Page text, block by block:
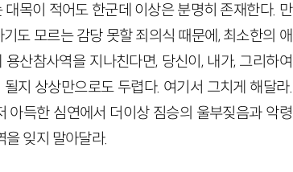
목이 적어도 한군데 이상은 분명히 존재한다. 만
도 모르는 감당 못할 죄의식 때문에, 최소한의 애
산참사역을 지나친다면, 당신이, 내가, 그리하여
지 상상만으로도 두렵다. 여기서 그치게 해달라.
아득한 심연에서 더이상 짐승의 울부짖음과 악령
을 잊지 말아달라.